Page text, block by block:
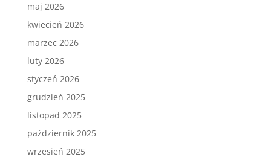
maj 2026
kwiecień 2026
marzec 2026
luty 2026
styczeń 2026
grudzień 2025
listopad 2025
październik 2025
wrzesień 2025